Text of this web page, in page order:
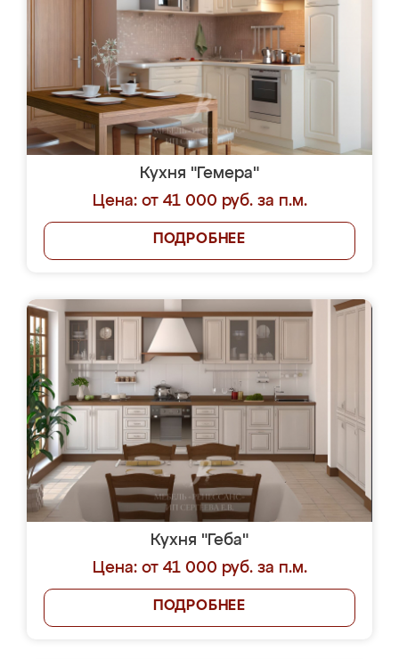
Кухня "Гемера"
Цена: от 41 000 руб. за п.м.
ПОДРОБНЕЕ
Кухня "Геба"
Цена: от 41 000 руб. за п.м.
ПОДРОБНЕЕ